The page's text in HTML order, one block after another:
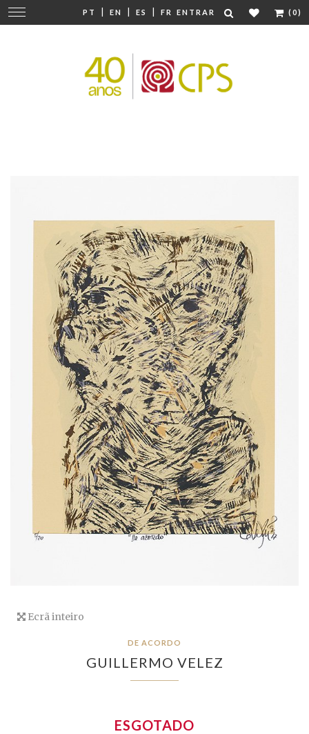
PT | EN | ES | FR ENTRAR (0)
Mudar
navegação
Ecrã inteiro
DE ACORDO
GUILLERMO VELEZ
ESGOTADO